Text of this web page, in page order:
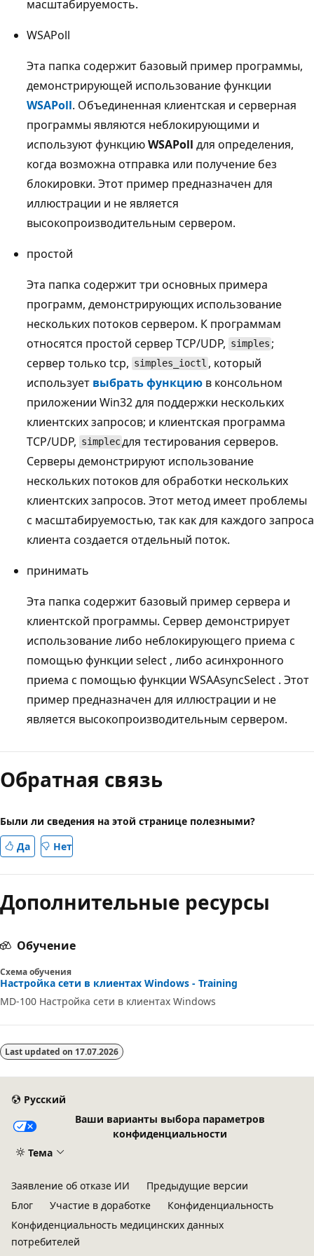
масштабируемость.
WSAPoll
Эта папка содержит базовый пример программы,
демонстрирующей использование функции
WSAPoll. Объединенная клиентская и серверная
программы являются неблокирующими и
используют функциюWSAPoll для определения,
когда возможна отправка или получение без
блокировки. Этот пример предназначен для
иллюстрации и не является
высокопроизводительным сервером.
простой
Эта папка содержит три основных примера
программ, демонстрирующих использование
нескольких потоков сервером. К программам
относятся простой сервер TCP/UDP, simples ;
сервер только tcp, simples_ioctl , который
использует выбрать функцию в консольном
приложении Win32 для поддержки нескольких
клиентских запросов; и клиентская программа
TCP/UDP, simplecдля тестирования серверов.
Серверы демонстрируют использование
нескольких потоков для обработки нескольких
клиентских запросов. Этот метод имеет проблемы
с масштабируемостью, так как для каждого запроса
клиента создается отдельный поток.
принимать
Эта папка содержит базовый пример сервера и
клиентской программы. Сервер демонстрирует
использование либо неблокирующего приема с
помощью функции select , либо асинхронного
приема с помощью функции WSAAsyncSelect . Этот
пример предназначен для иллюстрации и не
является высокопроизводительным сервером.
Обратная связь
Были ли сведения на этой странице полезными?
Да
Нет
Дополнительные ресурсы
Обучение
Схема обучения
Настройка сети в клиентах Windows - Training
MD-100 Настройка сети в клиентах Windows
Last updated on 17.07.2026
Русский
Ваши варианты выбора параметров
конфиденциальности
Тема
Заявление об отказе ИИ
Предыдущие версии
Блог
Участие в доработке
Конфиденциальность
Конфиденциальность медицинских данных
потребителей